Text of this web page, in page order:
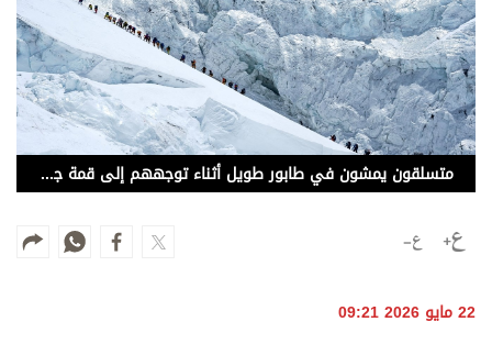
تغطيات
فيديو
بودكاست
إنفوجراف
قصة صورة
برامج
متسلقون يمشون في طابور طويل أثناء توجههم إلى قمة جبل إيفرست بنيبال
22 مايو 2026 09:21